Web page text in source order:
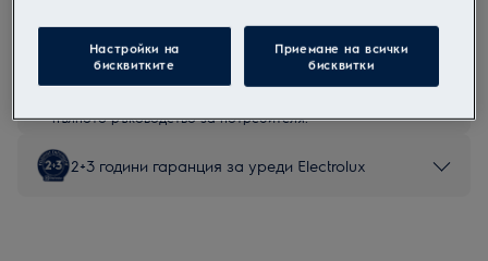
Инструкциите за безопасност и предупрежденията за
безопасност съгласно регламент на ЕС 2023/988 са
изброени в глава 1 и 2 на ръководството за потребителя.
пълното ръководство за потребителя.
2+3 години гаранция за уреди Electrolux
Настройки на
бисквитките
Приемане на всички
бисквитки